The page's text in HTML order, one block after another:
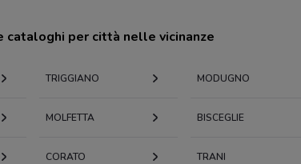
cataloghi per città nelle vicinanze
TRIGGIANO MODUGNO
MOLFETTA BISCEGLIE
CORATO TRANI